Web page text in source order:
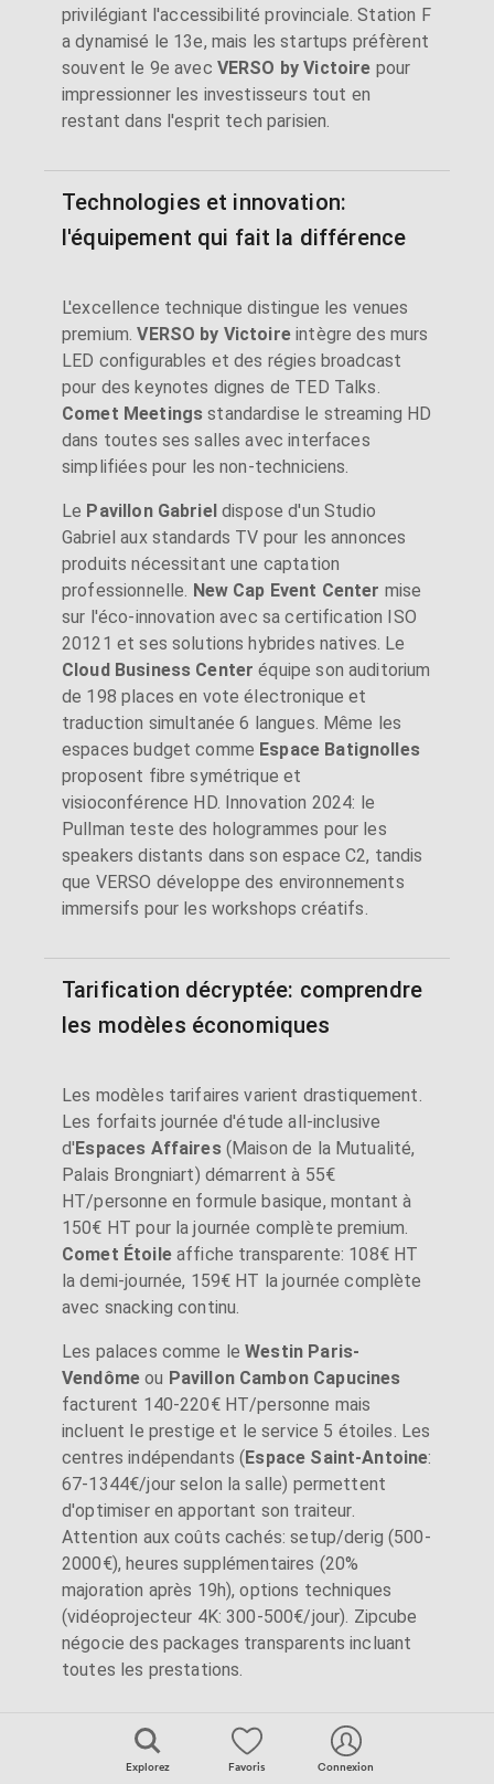
Explorez Favoris Connexion
privilégiant l'accessibilité provinciale. Station F
a dynamisé le 13e, mais les startups préfèrent
souvent le 9e avec VERSO by Victoire pour
impressionner les investisseurs tout en
restant dans l'esprit tech parisien.
Technologies et innovation:
l'équipement qui fait la différence
L'excellence technique distingue les venues
premium.VERSO by Victoireintègre des murs
LED configurables et des régies broadcast
pour des keynotes dignes de TED Talks.
Comet Meetings standardise le streaming HD
dans toutes ses salles avec interfaces
simplifiées pour les non-techniciens.
Le Pavillon Gabrieldispose d'un Studio
Gabriel aux standards TV pour les annonces
produits nécessitant une captation
professionnelle. New Cap Event Center mise
sur l'éco-innovation avec sa certification ISO
20121 et ses solutions hybrides natives. Le
Cloud Business Center équipe son auditorium
de 198 places en vote électronique et
traduction simultanée 6 langues. Même les
espaces budget comme Espace Batignolles
proposent fibre symétrique et
visioconférence HD. Innovation 2024: le
Pullman teste des hologrammes pour les
speakers distants dans son espace C2, tandis
que VERSO développe des environnements
immersifs pour les workshops créatifs.
Tarification décryptée: comprendre
les modèles économiques
Les modèles tarifaires varient drastiquement.
Les forfaits journée d'étude all-inclusive
d'Espaces Affaires(Maison de la Mutualité,
Palais Brongniart) démarrent à 55€
HT/personne en formule basique, montant à
150€ HT pour la journée complète premium.
Comet Étoileaffiche transparente: 108€ HT
la demi-journée, 159€ HT la journée complète
avec snacking continu.
Les palaces comme leWestin Paris-
Vendôme ou Pavillon Cambon Capucines
facturent 140-220€ HT/personne mais
incluent le prestige et le service 5 étoiles. Les
centres indépendants (Espace Saint-Antoine:
67-1344€/jour selon la salle) permettent
d'optimiser en apportant son traiteur.
Attention aux coûts cachés: setup/derig (500-
2000€), heures supplémentaires (20%
majoration après 19h), options techniques
(vidéoprojecteur 4K: 300-500€/jour). Zipcube
négocie des packages transparents incluant
toutes les prestations.
Saisonnalité et disponibilité: